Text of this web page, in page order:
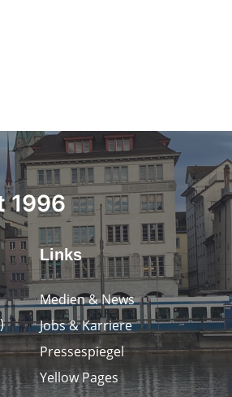
1996
Links
Medien & News
Jobs & Karriere
Pressespiegel
Yellow Pages